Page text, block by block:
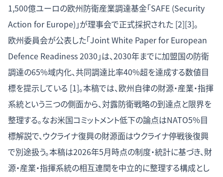
1,500億ユーロの欧州防衛産業調達基金「SAFE (Security
Action for Europe)」が理事会で正式採択された [2][3]。
欧州委員会が公表した「Joint White Paper for European
Defence Readiness 2030」は、2030年までに加盟国の防衛
調達の65%域内化、共同調達比率40%超を達成する数値目
標を提示している [1]。本稿では、欧州自律の財源・産業・指揮
系統という三つの側面から、対露防衛戦略の到達点と限界を
整理する。なお米国コミットメント低下の論点はNATO5%目
標解説で、ウクライナ復興の財源面はウクライナ停戦後復興
で別途扱う。本稿は2026年5月時点の制度・統計に基づき、財
源・産業・指揮系統の相互連関を中立的に整理する構成とし